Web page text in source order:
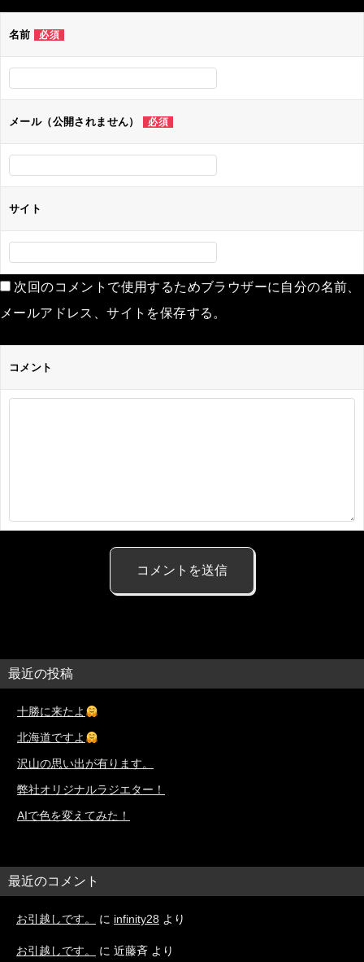
名前 必須
メール（公開されません） 必須
サイト
次回のコメントで使用するためブラウザーに自分の名前、
メールアドレス、サイトを保存する。
コメント
最近の投稿
十勝に来たよ
北海道ですよ
沢山の思い出が有ります。
弊社オリジナルラジエター！
AIで色を変えてみた！
最近のコメント
お引越しです。 に infinity28 より
お引越しです。 に 近藤斉 より